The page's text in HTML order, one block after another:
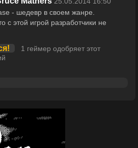
- шедевр в своем жанре.
с этой игрой разработчики не
1 геймер одобряет этот